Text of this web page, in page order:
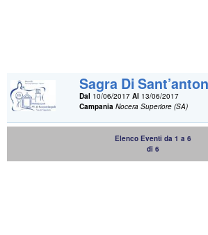
Sagra Di
Dal 10/06/2017Al 13/06/2017
Campania Nocera Superiore (SA)
Elenco Eventi da 1 a 6
di 6